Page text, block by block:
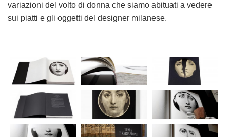
variazioni del volto di donna che siamo abituati a vedere
sui piatti e gli oggetti del designer milanese.